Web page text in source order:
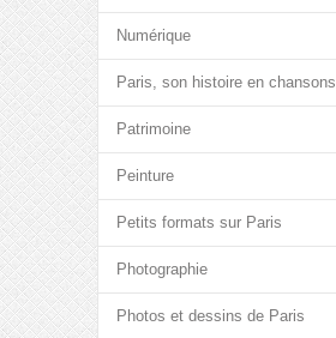
Numérique
Paris, son histoire en chansons
Patrimoine
Peinture
Petits formats sur Paris
Photographie
Photos et dessins de Paris